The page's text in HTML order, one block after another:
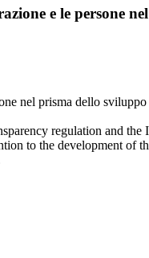
e le persone
nel prisma dello
regulation and
to the development of